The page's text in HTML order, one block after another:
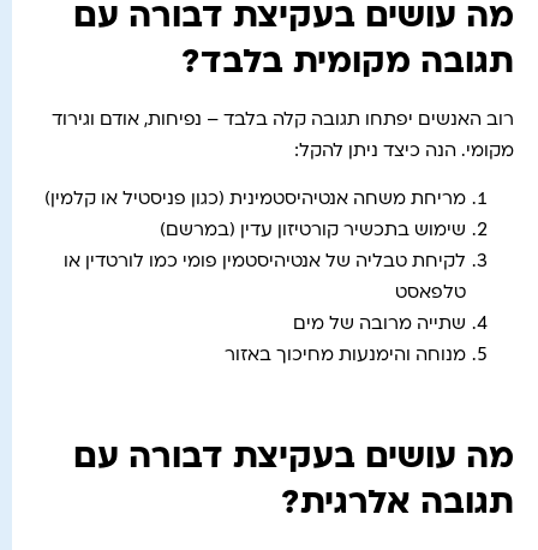
מה עושים בעקיצת דבורה עם
תגובה מקומית בלבד?
רוב האנשים יפתחו תגובה קלה בלבד – נפיחות, אודם וגירוד
מקומי. הנה כיצד ניתן להקל:
מריחת משחה אנטיהיסטמינית (כגון פניסטיל או קלמין)
שימוש בתכשיר קורטיזון עדין (במרשם)
לקיחת טבליה של אנטיהיסטמין פומי כמו לורטדין או
טלפאסט
שתייה מרובה של מים
מנוחה והימנעות מחיכוך באזור
מה עושים בעקיצת דבורה עם
תגובה אלרגית?